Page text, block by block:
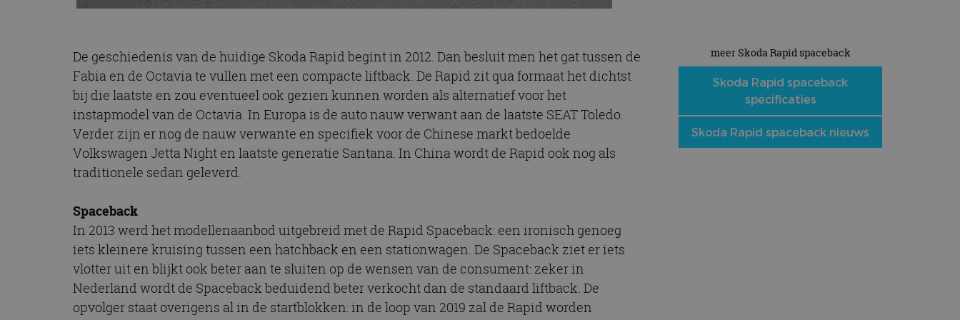
De geschiedenis van de huidige Skoda Rapid begint in 2012. Dan besluit men het gat tussen de
Fabia en de Octavia te vullen met een compacte liftback. De Rapid zit qua formaat het dichtst
bij die laatste en zou eventueel ook gezien kunnen worden als alternatief voor het
instapmodel van de Octavia. In Europa is de auto nauw verwant aan de laatste SEAT Toledo.
Verder zijn er nog de nauw verwante en specifiek voor de Chinese markt bedoelde
Volkswagen Jetta Night en laatste generatie Santana. In China wordt de Rapid ook nog als
traditionele sedan geleverd.
Spaceback
In 2013 werd het modellenaanbod uitgebreid met de Rapid Spaceback: een ironisch genoeg
iets kleinere kruising tussen een hatchback en een stationwagen. De Spaceback ziet er iets
vlotter uit en blijkt ook beter aan te sluiten op de wensen van de consument: zeker in
Nederland wordt de Spaceback beduidend beter verkocht dan de standaard liftback. De
opvolger staat overigens al in de startblokken: in de loop van 2019 zal de Rapid worden
meer Skoda Rapid spaceback
Skoda Rapid spaceback
specificaties
Skoda Rapid spaceback nieuws